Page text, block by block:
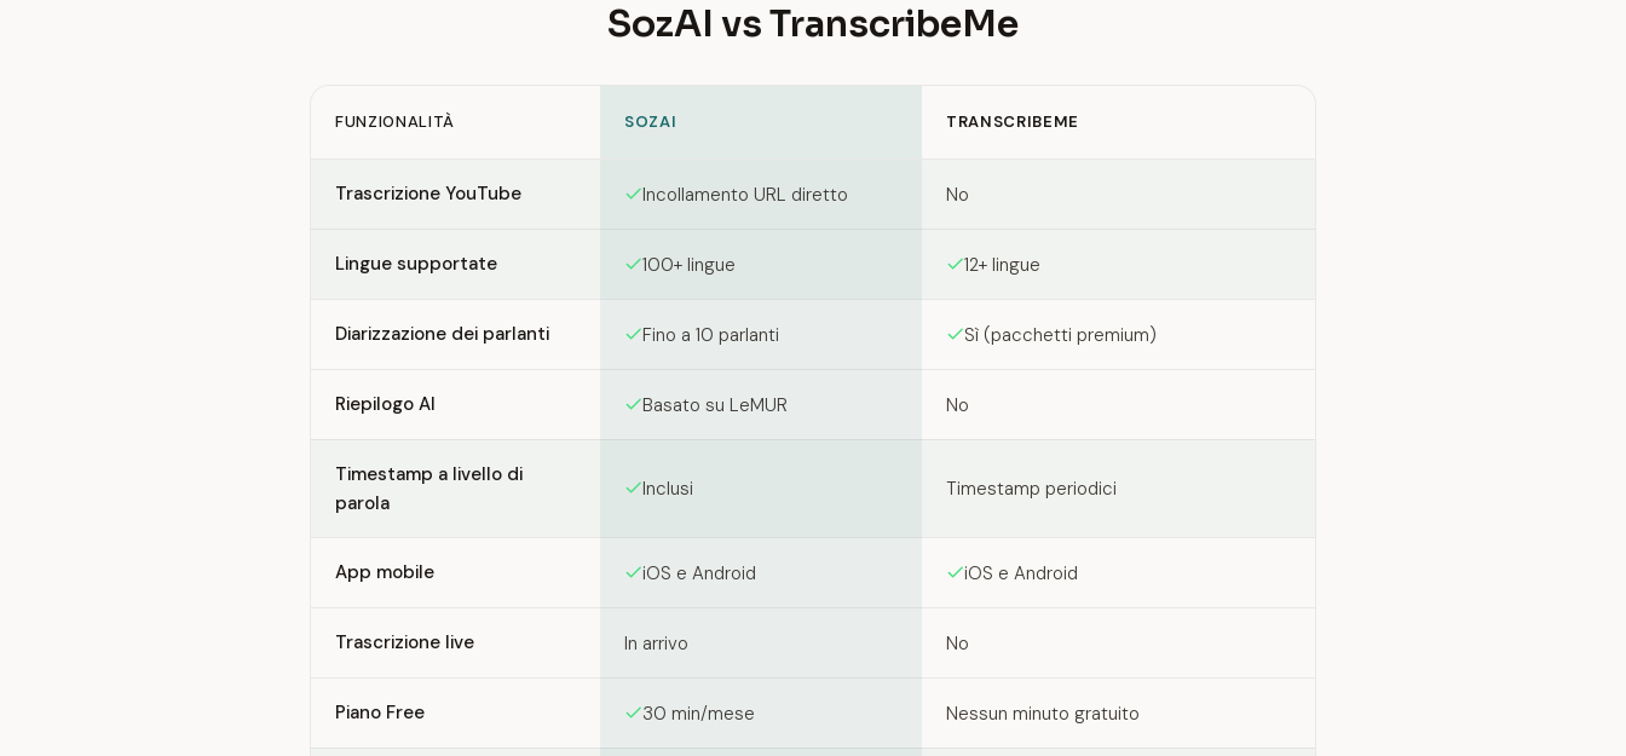
SozAI vs TranscribeMe
FUNZIONALITÀ SOZAI TRANSCRIBEME
Trascrizione YouTube Incollamento URL diretto No
Lingue supportate 100+ lingue 12+ lingue
Diarizzazione dei parlanti Fino a 10 parlanti Sì (pacchetti premium)
Riepilogo AI Basato su LeMUR No
Timestamp a livello di
parola
Inclusi Timestamp periodici
App mobile iOS e Android iOS e Android
Trascrizione live In arrivo No
Piano Free 30 min/mese Nessun minuto gratuito